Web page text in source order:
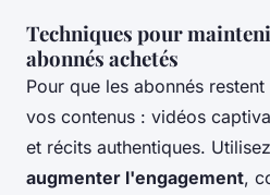
Techniques pour
abonnés achetés
Pour que les abonnés
vos contenus : vidéos
et récits authentiques.
augmenter l'engagement,